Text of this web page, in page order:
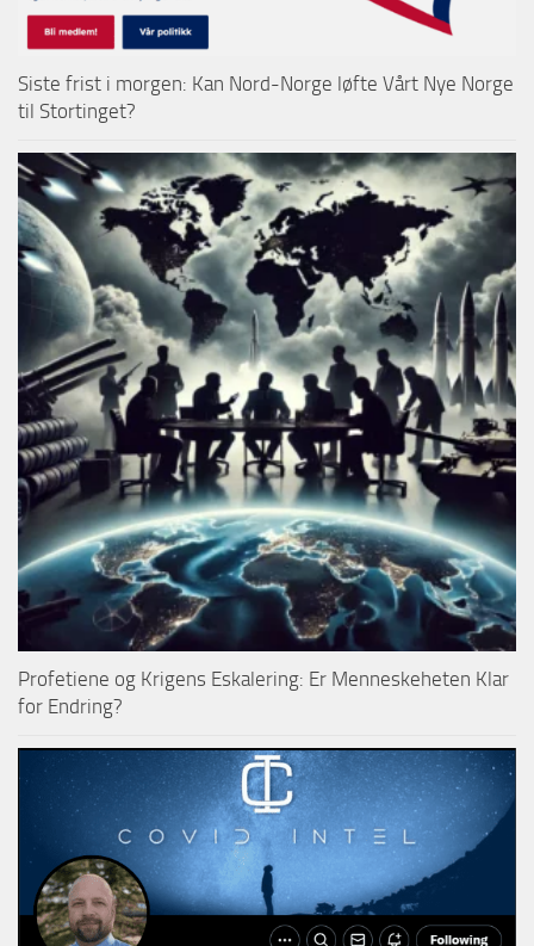
Siste frist i morgen: Kan Nord-Norge løfte Vårt Nye Norge
til Stortinget?
Profetiene og Krigens Eskalering: Er Menneskeheten Klar
for Endring?